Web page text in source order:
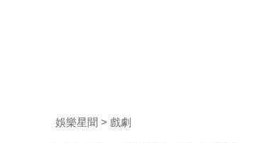
娛樂星聞 戲劇